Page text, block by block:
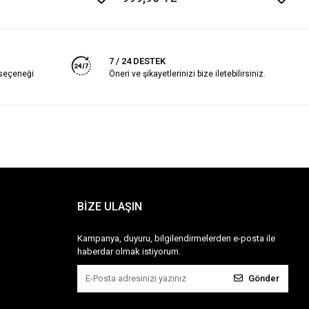
7 / 24 DESTEK
Öneri ve şikayetlerinizi bize iletebilirsiniz.
BİZE ULAŞIN
Kampanya, duyuru, bilgilendirmelerden e-posta ile
haberdar olmak istiyorum.
Gönder